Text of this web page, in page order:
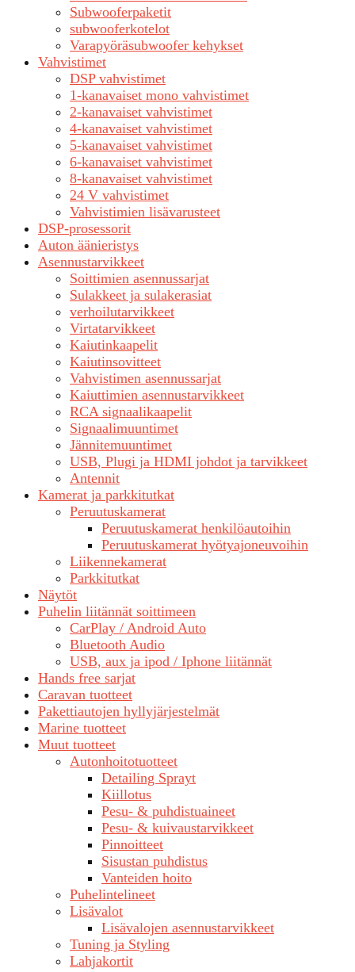
Subwooferpaketit
subwooferkotelot
Varapyöräsubwoofer kehykset
Vahvistimet
DSP vahvistimet
1-kanavaiset mono vahvistimet
2-kanavaiset vahvistimet
4-kanavaiset vahvistimet
5-kanavaiset vahvistimet
6-kanavaiset vahvistimet
8-kanavaiset vahvistimet
24 V vahvistimet
Vahvistimien lisävarusteet
DSP-prosessorit
Auton äänieristys
Asennustarvikkeet
Soittimien asennussarjat
Sulakkeet ja sulakerasiat
verhoilutarvikkeet
Virtatarvikkeet
Kaiutinkaapelit
Kaiutinsovitteet
Vahvistimen asennussarjat
Kaiuttimien asennustarvikkeet
RCA signaalikaapelit
Signaalimuuntimet
Jännitemuuntimet
USB, Plugi ja HDMI johdot ja tarvikkeet
Antennit
Kamerat ja parkkitutkat
Peruutuskamerat
Peruutuskamerat henkilöautoihin
Peruutuskamerat hyötyajoneuvoihin
Liikennekamerat
Parkkitutkat
Näytöt
Puhelin liitännät soittimeen
CarPlay / Android Auto
Bluetooth Audio
USB, aux ja ipod / Iphone liitännät
Hands free sarjat
Caravan tuotteet
Pakettiautojen hyllyjärjestelmät
Marine tuotteet
Muut tuotteet
Autonhoitotuotteet
Detailing Sprayt
Kiillotus
Pesu- & puhdistuaineet
Pesu- & kuivaustarvikkeet
Pinnoitteet
Sisustan puhdistus
Vanteiden hoito
Puhelintelineet
Lisävalot
Lisävalojen asennustarvikkeet
Tuning ja Styling
Lahjakortit